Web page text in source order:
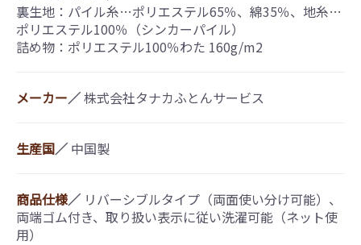
裏生地：パイル糸…ポリエステル65％、綿35％、地糸…
ポリエステル100％（シンカーパイル）
詰め物：ポリエステル100％わた 160g/m2
メーカー／株式会社タナカふとんサービス
生産国／ 中国製
商品仕様／ リバーシブルタイプ（両面使い分け可能）、
両端ゴム付き、取り扱い表示に従い洗濯可能（ネット使
用）